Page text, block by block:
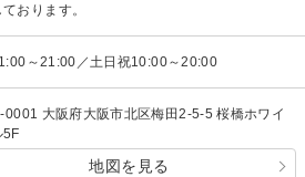
おります。
～21:00／土日祝10:00～20:00
0001 大阪府大阪市北区梅田2-5-5 桜橋ホワイ
5F
地図を見る